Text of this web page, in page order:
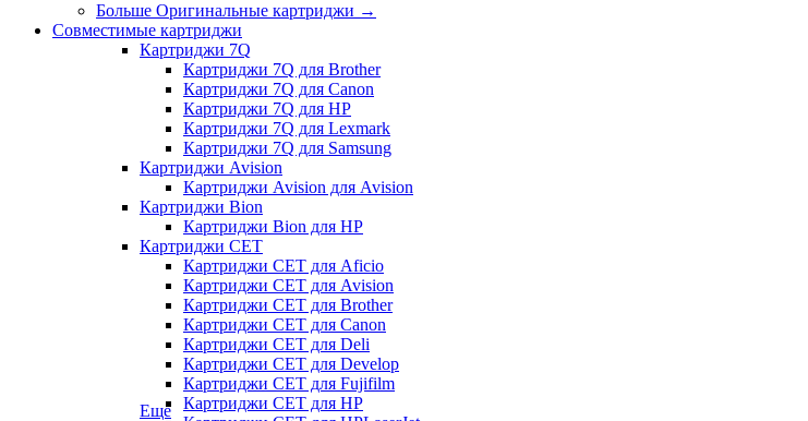
Больше Оригинальные картриджи →
Совместимые картриджи
Картриджи 7Q
Картриджи 7Q для Brother
Картриджи 7Q для Canon
Картриджи 7Q для HP
Картриджи 7Q для Lexmark
Картриджи 7Q для Samsung
Картриджи Avision
Картриджи Avision для Avision
Картриджи Bion
Картриджи Bion для HP
Картриджи CET
Картриджи CET для Aficio
Картриджи CET для Avision
Картриджи CET для Brother
Картриджи CET для Canon
Картриджи CET для Deli
Картриджи CET для Develop
Картриджи CET для Fujifilm
Картриджи CET для HP
Еще